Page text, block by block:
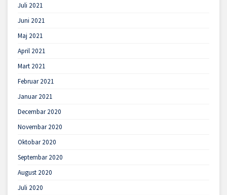
Juli 2021
Juni 2021
Maj 2021
April 2021
Mart 2021
Februar 2021
Januar 2021
Decembar 2020
Novembar 2020
Oktobar 2020
Septembar 2020
August 2020
Juli 2020